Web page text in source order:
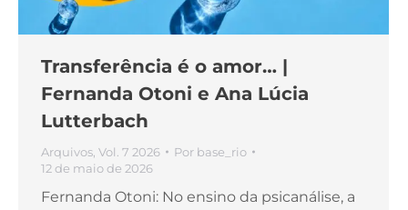
Transferência é o amor… |
Fernanda Otoni e Ana Lúcia
Lutterbach
Arquivos Vol. 7 2026 Por base_rio
12 de maio de 2026
Fernanda Otoni: No ensino da psicanálise, a